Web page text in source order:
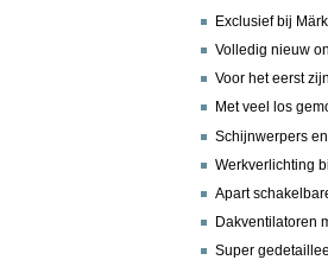
Exclusief bij
Volledig nieuw
Voor het eerst
Met veel los
Schijnwerpers
Werkverlichting
Apart
Dakventilatoren
Super